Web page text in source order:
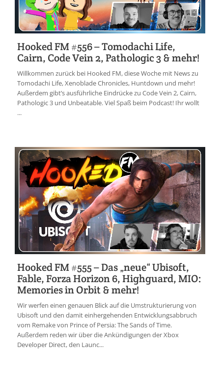
Hooked FM #556 – Tomodachi Life,
Cairn, Code Vein 2, Pathologic 3 & mehr!
Willkommen zurück bei Hooked FM, diese Woche mit News zu
Tomodachi Life, Xenoblade Chronicles, Huntdown und mehr!
Außerdem gibt’s ausführliche Eindrücke zu Code Vein 2, Cairn,
Pathologic 3 und Unbeatable. Viel Spaß beim Podcast! Ihr wollt
...
Hooked FM #555 – Das „neue“ Ubisoft,
Fable, Forza Horizon 6, Highguard, MIO:
Memories in Orbit & mehr!
Wir werfen einen genauen Blick auf die Umstrukturierung von
Ubisoft und den damit einhergehenden Entwicklungsabbruch
vom Remake von Prince of Persia: The Sands of Time.
Außerdem reden wir über die Ankündigungen der Xbox
Developer Direct, den Launc...